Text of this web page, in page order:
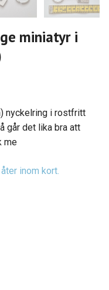
miniatyr i
nyckelring i rostfritt
går det lika bra att
me
inom kort.